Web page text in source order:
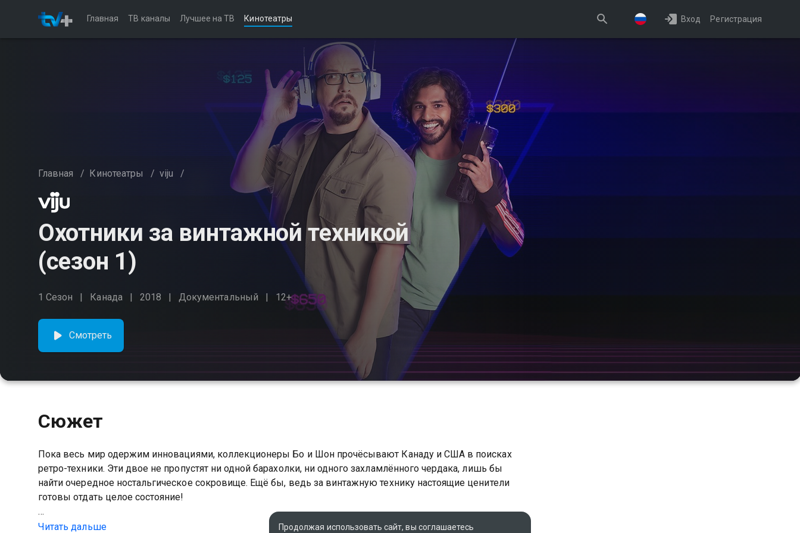
Главная ТВ каналы Лучшее на ТВ Кинотеатры Вход Регистрация
Главная / Кинотеатры / viju /
Охотники за винтажной техникой
(сезон 1)
1 Сезон Канада 2018 Документальный 12+
Смотреть
Сюжет
Пока весь мир одержим инновациями, коллекционеры Бо и Шон прочёсывают Канаду и США в поисках
ретро-техники. Эти двое не пропустят ни одной барахолки, ни одного захламлённого чердака, лишь бы
найти очередное ностальгическое сокровище. Ещё бы, ведь за винтажную технику настоящие ценители
готовы отдать целое состояние!
Посмотреть онлайн 1 сезон сериала Охотники за винтажной техникой вы можете совершенно бесплатно
Читать дальше Продолжая использовать сайт, вы соглашаетесь